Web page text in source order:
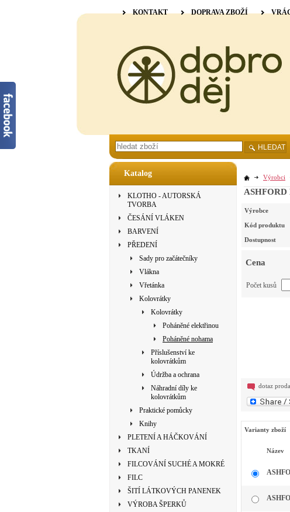
Katalog
KLOTHO - AUTORSKÁ
TVORBA
ČESÁNÍ VLÁKEN
BARVENÍ
PŘEDENÍ
Sady pro začátečníky
Vlákna
Vřetánka
Kolovrátky
Kolovrátky
Poháněné elektřinou
Poháněné nohama
Příslušenství ke
kolovrátkům
Údržba a ochrana
Náhradní díly ke
kolovrátkům
Praktické pomůcky
Knihy
PLETENÍ A HÁČKOVÁNÍ
TKANÍ
FILCOVÁNÍ SUCHÉ A MOKRÉ
FILC
ŠITÍ LÁTKOVÝCH PANENEK
VÝROBA ŠPERKŮ
Výrobci
Výrobce
Kód produktu
Dostupnost
Cena
Počet kusů
dotaz
Varianty zboží
Název
KONTAKT DOPRAVA ZBOŽÍ
HLEDAT